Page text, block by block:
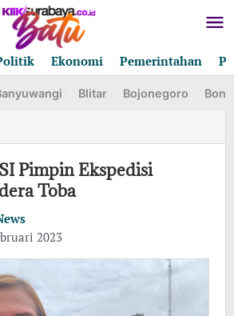
Ekonomi Pemerintahan
Blitar Bojonegoro
Pimpin Ekspedisi
Toba
2023